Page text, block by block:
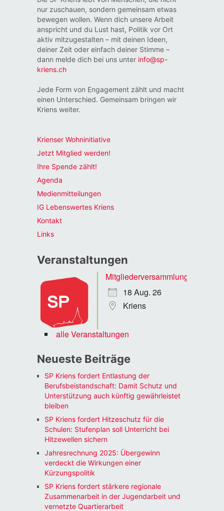
nur zuschauen, sondern gemeinsam etwas
bewegen wollen. Wenn dich unsere Arbeit
anspricht und du Lust hast, Politik vor Ort
aktiv mitzugestalten – mit deinen Ideen,
deiner Zeit oder einfach deiner Stimme –
dann melde dich bei uns unter info@sp-
kriens.ch
Jede Form von Engagement zählt und macht
einen Unterschied. Gemeinsam bringen wir
Kriens weiter.
Krienser Wohninitiative
Jetzt Mitglied werden!
Ihre Spende zählt!
Agenda
Medienmitteilungen
IG Lebenswertes Kriens
Kontakt
Links
Veranstaltungen
Mitgliederversammlung
18 Aug. 26
Kriens
alle Veranstaltungen
Neueste Beiträge
SP Kriens fordert Entlastung der
Berufsbeistandschaft: Damit Schutz und
Unterstützung auch künftig gewährleistet
bleiben
SP Kriens fordert Hitzeschutz für die
Schulen: Stufenplan soll Unterricht bei
Hitzewellen sichern
Jahresrechnung 2025: Übergewinn
verdeckt die Wirkungen einer
Kürzungspolitik
SP Kriens fordert stärkere regionale
Zusammenarbeit in der Jugendarbeit und
vernetzte Quartierarbeit